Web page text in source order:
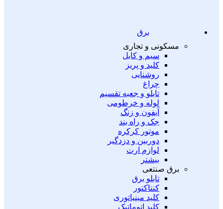
برق
مسکونی و تجاری
سیم و کابل
کلید و پریز
روشنایی
چراغ
تابلو و جعبه تقسیم
لوله و خرطومی
آیفون و زنگ
جک و راه بند
موتور کرکره
دوربین و دزدگیر
لوازم ارت
بیشتر
برق صنتعی
تابلو برق
کنتاکتور
کلید مینیاتوری
کلید اتوماتیک